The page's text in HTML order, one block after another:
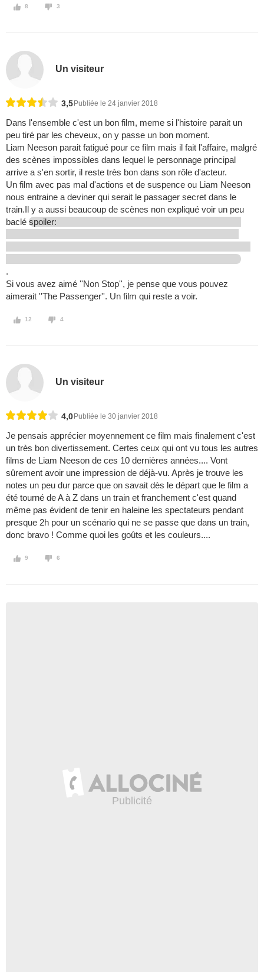
8 3
Un visiteur
3,5 Publiée le 24 janvier 2018
Dans l'ensemble c'est un bon film, meme si l'histoire parait un
peu tiré par les cheveux, on y passe un bon moment.
Liam Neeson parait fatigué pour ce film mais il fait l'affaire, malgré
des scènes impossibles dans lequel le personnage principal
arrive a s'en sortir, il reste très bon dans son rôle d'acteur.
Un film avec pas mal d'actions et de suspence ou Liam Neeson
nous entraine a deviner qui serait le passager secret dans le
train.Il y a aussi beaucoup de scènes non expliqué voir un peu
baclé spoiler:
.
Si vous avez aimé ''Non Stop'', je pense que vous pouvez
aimerait ''The Passenger''. Un film qui reste a voir.
12 4
Un visiteur
4,0 Publiée le 30 janvier 2018
Je pensais apprécier moyennement ce film mais finalement c'est
un très bon divertissement. Certes ceux qui ont vu tous les autres
films de Liam Neeson de ces 10 dernières années.... Vont
sûrement avoir une impression de déjà-vu. Après je trouve les
notes un peu dur parce que on savait dès le départ que le film a
été tourné de A à Z dans un train et franchement c'est quand
même pas évident de tenir en haleine les spectateurs pendant
presque 2h pour un scénario qui ne se passe que dans un train,
donc bravo ! Comme quoi les goûts et les couleurs....
9 6